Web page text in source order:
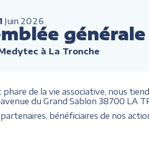
Juin 2026
à La Tronche
de la vie associative, nous
avenue du Grand Sablon 38700 LA
bénéficiaires de nos